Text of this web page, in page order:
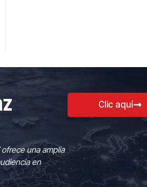
una amplia
en
Clic aquí